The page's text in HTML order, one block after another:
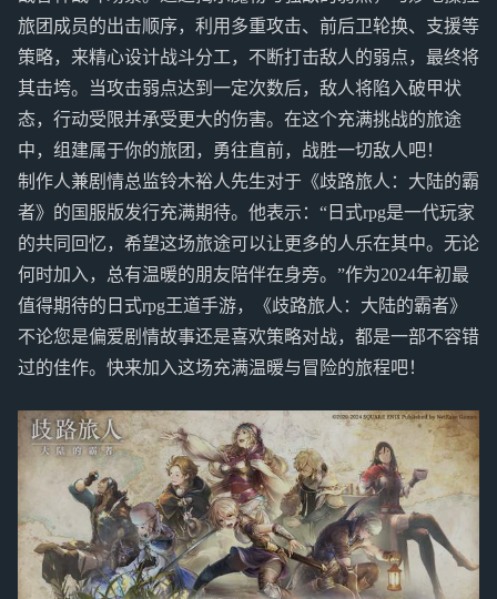
旅团成员的出击顺序，利用多重攻击、前后卫轮换、支援等
策略，来精心设计战斗分工，不断打击敌人的弱点，最终将
其击垮。当攻击弱点达到一定次数后，敌人将陷入破甲状
态，行动受限并承受更大的伤害。在这个充满挑战的旅途
中，组建属于你的旅团，勇往直前，战胜一切敌人吧！
制作人兼剧情总监铃木裕人先生对于《歧路旅人：大陆的霸
者》的国服版发行充满期待。他表示：“日式rpg是一代玩家
的共同回忆，希望这场旅途可以让更多的人乐在其中。无论
何时加入，总有温暖的朋友陪伴在身旁。”作为2024年初最
值得期待的日式rpg王道手游，《歧路旅人：大陆的霸者》
不论您是偏爱剧情故事还是喜欢策略对战，都是一部不容错
过的佳作。快来加入这场充满温暖与冒险的旅程吧！